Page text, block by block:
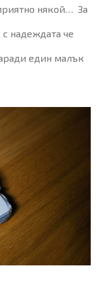
някой… За
с надеждата че
един малък